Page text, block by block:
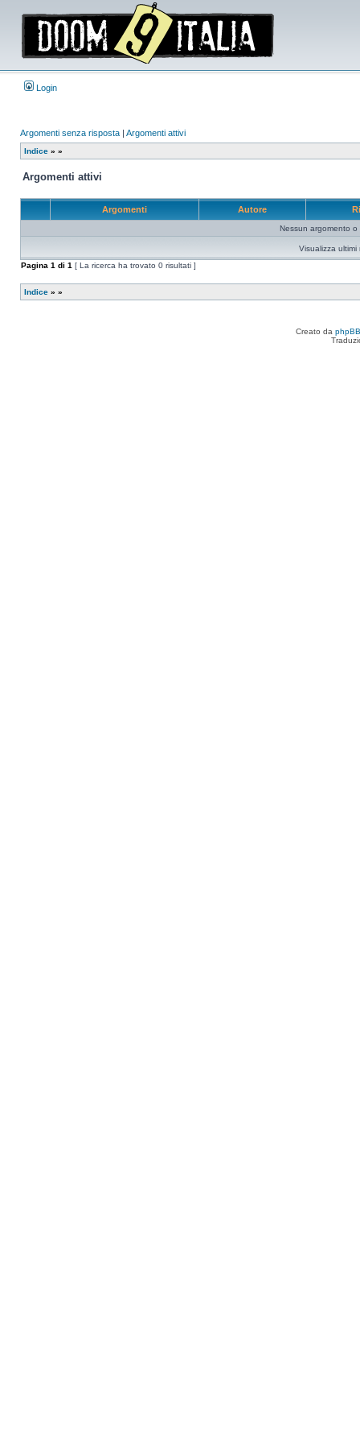
Login
Argomenti senza risposta | Argomenti attivi
Indice » »
Argomenti attivi
Argomenti Autore
Nessun argomento o
Visualizza ultimi
Pagina 1 di 1 [ La ricerca ha trovato 0 risultati ]
Indice » »
Creato da phpBB